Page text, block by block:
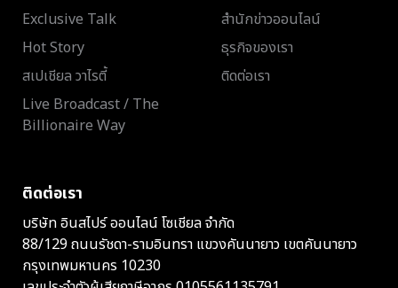
Exclusive Talk
Hot Story
สเปเชียล วาไรตี้
Live Broadcast / The
Billionaire Way
สำนักข่าวออนไลน์
ธุรกิจของเรา
ติดต่อเรา
ติดต่อเรา
บริษัท อินสไปร์ ออนไลน์ โซเชียล จำกัด
88/129 ถนนรัชดา-รามอินทรา แขวงคันนายาว เขตคันนายาว
กรุงเทพมหานคร 10230